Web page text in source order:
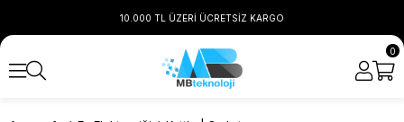
10.000 TL ÜZERİ ÜCRETSİZ KARGO
0